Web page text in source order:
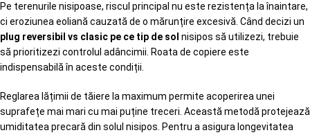
Pe terenurile nisipoase, riscul principal nu este rezistența la înaintare,
ci eroziunea eoliană cauzată de o mărunțire excesivă. Când decizi un
plug reversibil vs clasic pe ce tip de sol nisipos să utilizezi, trebuie
să prioritizezi controlul adâncimii. Roata de copiere este
indispensabilă în aceste condiții.
Reglarea lățimii de tăiere la maximum permite acoperirea unei
suprafețe mai mari cu mai puține treceri. Această metodă protejează
umiditatea precară din solul nisipos. Pentru a asigura longevitatea